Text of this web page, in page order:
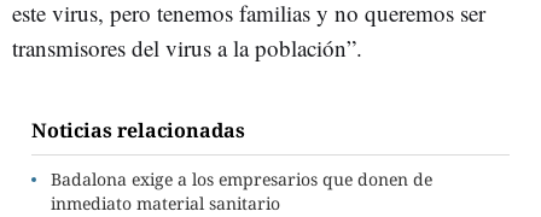
este virus, pero tenemos familias y no queremos ser
transmisores del virus a la población”.
Noticias relacionadas
Badalona exige a los empresarios que donen de
inmediato material sanitario